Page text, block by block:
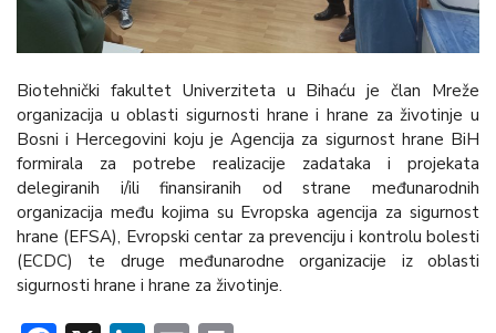
Biotehnički fakultet Univerziteta u Bihaću je član Mreže
organizacija u oblasti sigurnosti hrane i hrane za životinje u
Bosni i Hercegovini koju je Agencija za sigurnost hrane BiH
formirala za potrebe realizacije zadataka i projekata
delegiranih i/ili finansiranih od strane međunarodnih
organizacija među kojima su Evropska agencija za sigurnost
hrane (EFSA), Evropski centar za prevenciju i kontrolu bolesti
(ECDC) te druge međunarodne organizacije iz oblasti
sigurnosti hrane i hrane za životinje.